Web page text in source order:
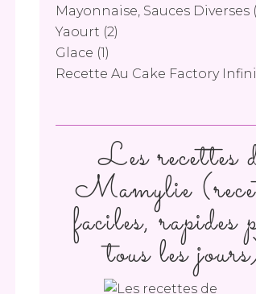
Mayonnaise, Sauces Diverses
Yaourt (2)
Glace (1)
Recette Au Cake Factory
Les recettes
Mamylie
faciles, rapides
tous les